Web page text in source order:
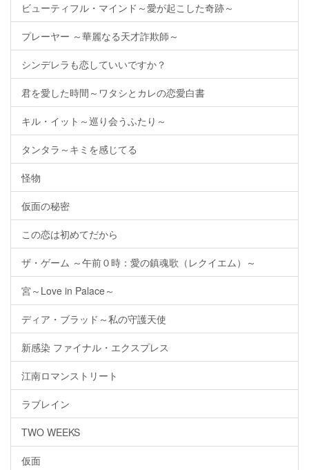
ビューティフル・マインド～愛が起こした奇跡～
プレーヤー ～華麗なる天才詐欺師～
シンデレラも恋していいですか？
君を愛した時間～ワタシとカレの恋愛白書
キル・イット～巡り会うふたり～
タンタラ～キミを感じてる
怪物
仮面の秘密
この恋は初めてだから
ザ・ゲーム ～午前０時：愛の鎮魂歌（レクイエム）～
宮～Love in Palace～
ディア・ブラッド～私の守護天使
新感染 ファイナル・エクスプレス
江南ロマンストリート
ラブレイン
TWO WEEKS
仮面